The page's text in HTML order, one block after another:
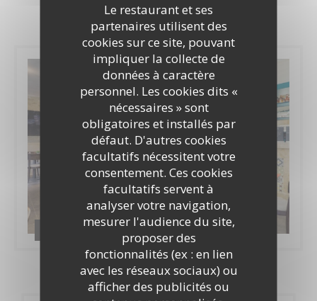
Le restaurant et ses
partenaires utilisent des
cookies sur ce site, pouvant
impliquer la collecte de
données à caractère
personnel. Les cookies dits «
nécessaires » sont
obligatoires et installés par
défaut. D'autres cookies
facultatifs nécessitent votre
consentement. Ces cookies
facultatifs servent à
analyser votre navigation,
mesurer l'audience du site,
proposer des
fonctionnalités (ex : en lien
avec les réseaux sociaux) ou
afficher des publicités ou
Le Verre Galant 2020